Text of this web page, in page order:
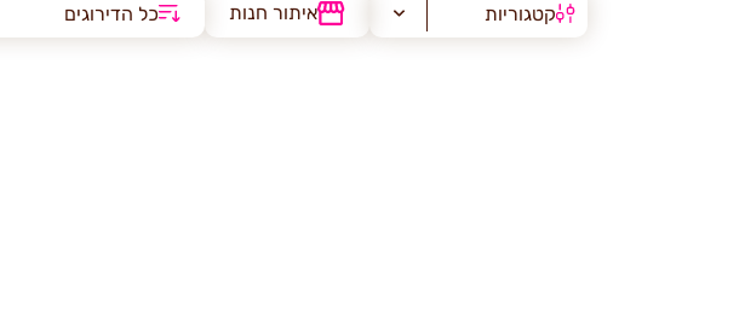
קטגוריות איתור חנות כל הדירוגים